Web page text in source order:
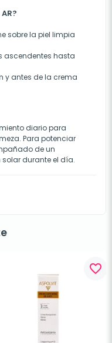
sobre la piel limpia
ascendentes hasta
y antes de la crema
diario para
Para potenciar
de un
durante el día.
favorite_border